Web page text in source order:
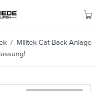
/ Milltek Cat-Back Anlage